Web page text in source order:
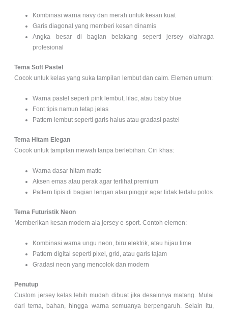
Kombinasi warna navy dan merah untuk kesan kuat
Garis diagonal yang memberi kesan dinamis
Angka besar di bagian belakang seperti jersey olahraga
profesional
Tema Soft Pastel
Cocok untuk kelas yang suka tampilan lembut dan calm. Elemen umum:
Warna pastel seperti pink lembut, lilac, atau baby blue
Font tipis namun tetap jelas
Pattern lembut seperti garis halus atau gradasi pastel
Tema Hitam Elegan
Cocok untuk tampilan mewah tanpa berlebihan. Ciri khas:
Warna dasar hitam matte
Aksen emas atau perak agar terlihat premium
Pattern tipis di bagian lengan atau pinggir agar tidak terlalu polos
Tema Futuristik Neon
Memberikan kesan modern ala jersey e-sport. Contoh elemen:
Kombinasi warna ungu neon, biru elektrik, atau hijau lime
Pattern digital seperti pixel, grid, atau garis tajam
Gradasi neon yang mencolok dan modern
Penutup
Custom jersey kelas lebih mudah dibuat jika desainnya matang. Mulai
dari tema, bahan, hingga warna semuanya berpengaruh. Selain itu,